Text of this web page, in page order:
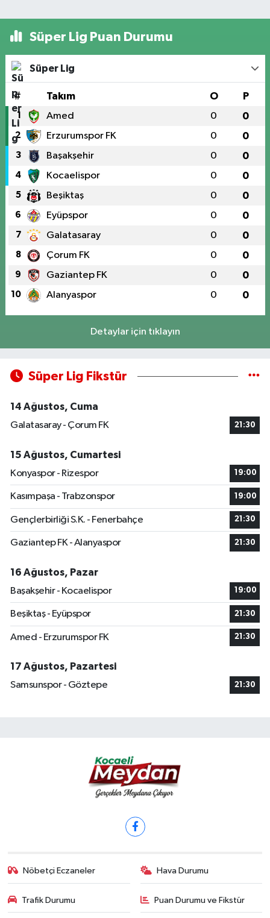
Süper Lig Puan Durumu
Süper Lig
# Takım O P
1 Amed 0 0
2 Erzurumspor FK 0 0
3 Başakşehir 0 0
4 Kocaelispor 0 0
5 Beşiktaş 0 0
6 Eyüpspor 0 0
7 Galatasaray 0 0
8 Çorum FK 0 0
9 Gaziantep FK 0 0
10 Alanyaspor 0 0
Detaylar için tıklayın
Süper Lig Fikstür
14 Ağustos, Cuma
Galatasaray - Çorum FK
21:30
15 Ağustos, Cumartesi
Konyaspor - Rizespor
19:00
Kasımpaşa - Trabzonspor 19:00
Gençlerbirliği S.K. - Fenerbahçe 21:30
Gaziantep FK - Alanyaspor 21:30
16 Ağustos, Pazar
Başakşehir - Kocaelispor
19:00
Beşiktaş - Eyüpspor 21:30
Amed - Erzurumspor FK 21:30
17 Ağustos, Pazartesi
Samsunspor - Göztepe
21:30
Nöbetçi Eczaneler Hava Durumu
Trafik Durumu Puan Durumu ve Fikstür